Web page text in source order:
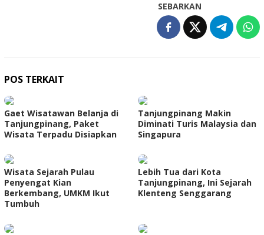
SEBARKAN
POS TERKAIT
Gaet Wisatawan Belanja di
Tanjungpinang, Paket
Wisata Terpadu Disiapkan
Tanjungpinang Makin
Diminati Turis Malaysia dan
Singapura
Wisata Sejarah Pulau
Penyengat Kian
Berkembang, UMKM Ikut
Tumbuh
Lebih Tua dari Kota
Tanjungpinang, Ini Sejarah
Klenteng Senggarang